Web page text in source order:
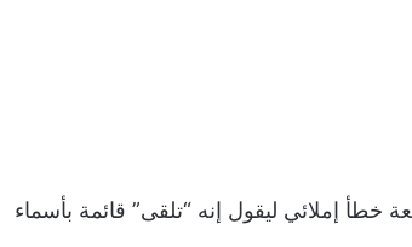
إملائي ليقول إنه “تلقى” قائمة بأسماء